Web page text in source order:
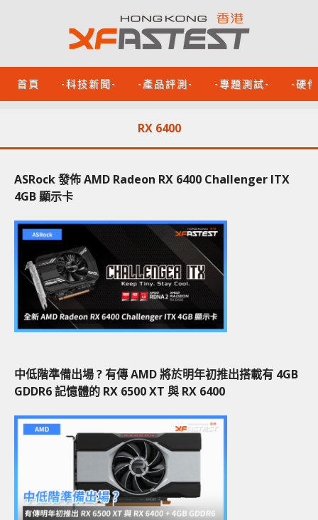
首頁 -科技新聞- -產品評測- -專題測試- -硬
RX 6400
ASRock 發佈 AMD Radeon RX 6400 Challenger ITX
4GB 顯示卡
中低階準備出場 ? 有傳 AMD 將於明年初推出搭載有 4GB
GDDR6 記憶體的 RX 6500 XT 與 RX 6400